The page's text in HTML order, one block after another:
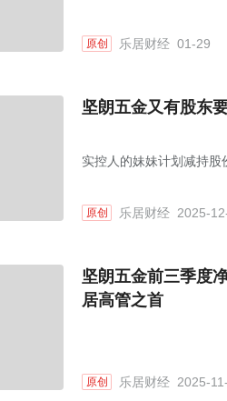
原创 乐居财经 01-29
坚朗五金又有股东
实控人的妹妹计划减持股
原创 乐居财经 2025-
坚朗五金前三季度
居高管之首
原创 乐居财经 2025-